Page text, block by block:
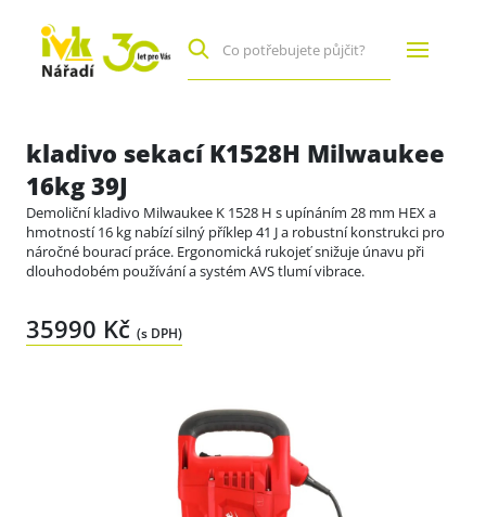
kladivo sekací K1528H Milwaukee
16kg 39J
Demoliční kladivo Milwaukee K 1528 H s upínáním 28 mm HEX a
hmotností 16 kg nabízí silný příklep 41 J a robustní konstrukci pro
náročné bourací práce. Ergonomická rukojeť snižuje únavu při
dlouhodobém používání a systém AVS tlumí vibrace.
35990 Kč(s DPH)